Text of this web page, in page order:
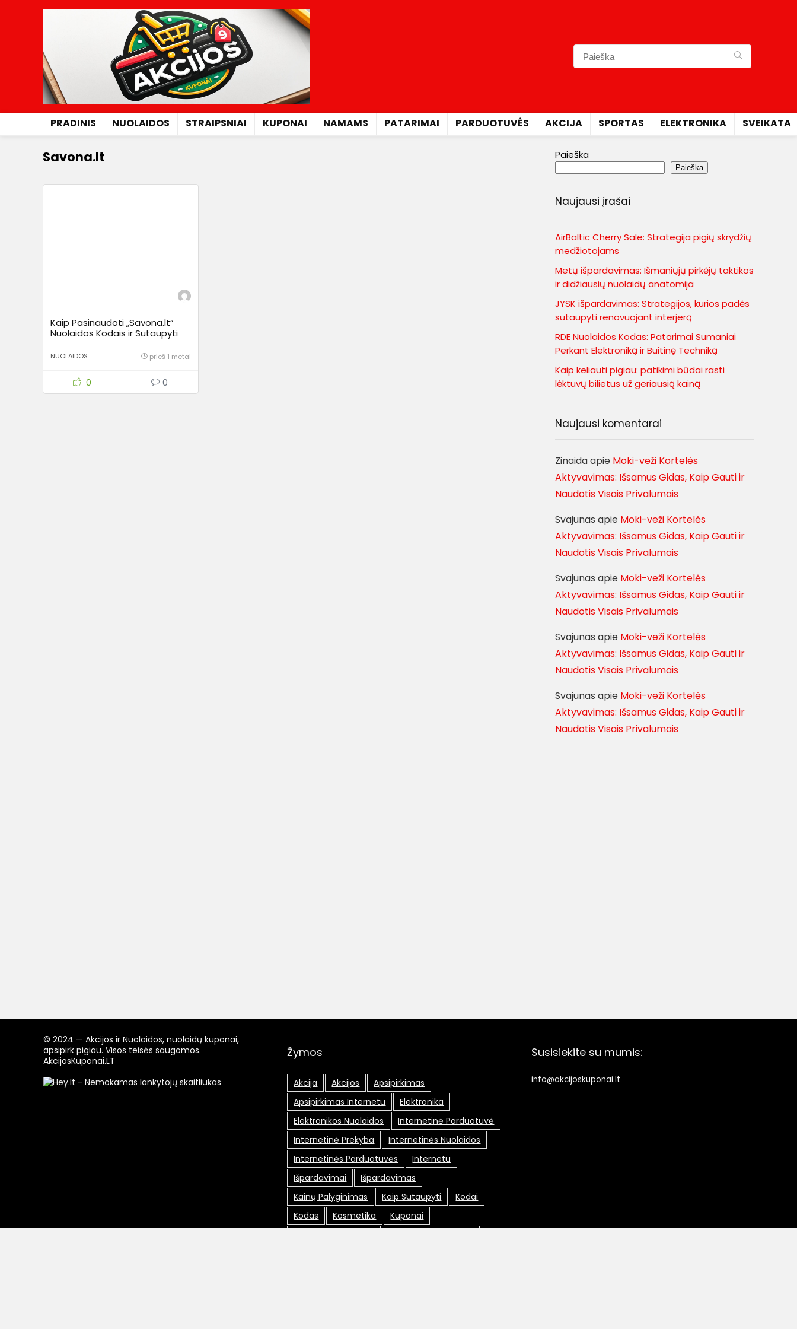
PRADINIS NUOLAIDOS STRAIPSNIAI KUPONAI NAMAMS PATARIMAI PARDUOTUVĖS AKCIJA SPORTAS ELEKTRONIKA SVEIKATA
Savona.lt
Kaip Pasinaudoti „Savona.lt“
Nuolaidos Kodais ir Sutaupyti
NUOLAIDOS prieš 1 metai
0 0
Paieška
Paieška
Naujausi įrašai
AirBaltic Cherry Sale: Strategija pigių skrydžių
medžiotojams
Metų išpardavimas: Išmaniųjų pirkėjų taktikos
ir didžiausių nuolaidų anatomija
JYSK išpardavimas: Strategijos, kurios padės
sutaupyti renovuojant interjerą
RDE Nuolaidos Kodas: Patarimai Sumaniai
Perkant Elektroniką ir Buitinę Techniką
Kaip keliauti pigiau: patikimi būdai rasti
lėktuvų bilietus už geriausią kainą
Naujausi komentarai
Zinaidaapie Moki-veži Kortelės
Aktyvavimas: Išsamus Gidas, Kaip Gauti ir
Naudotis Visais Privalumais
Svajunas apie Moki-veži Kortelės
Aktyvavimas: Išsamus Gidas, Kaip Gauti ir
Naudotis Visais Privalumais
Svajunas apie Moki-veži Kortelės
Aktyvavimas: Išsamus Gidas, Kaip Gauti ir
Naudotis Visais Privalumais
Svajunas apie Moki-veži Kortelės
Aktyvavimas: Išsamus Gidas, Kaip Gauti ir
Naudotis Visais Privalumais
Svajunas apie Moki-veži Kortelės
Aktyvavimas: Išsamus Gidas, Kaip Gauti ir
Naudotis Visais Privalumais
© 2024 — Akcijos ir Nuolaidos, nuolaidų kuponai,
apsipirk pigiau. Visos teisės saugomos.
AkcijosKuponai.LT
Žymos
Akcija Akcijos
Apsipirkimas
Apsipirkimas Internetu
Elektronika
Elektronikos Nuolaidos
Internetinė Parduotuvė
Internetinė Prekyba
Internetinės Nuolaidos
Internetinės Parduotuvės
Internetu
Išpardavimai
Išpardavimas
Kainų Palyginimas
Kaip Sutaupyti
Kodai
Kodas
Kosmetika
Kuponai
Susisiekite su mumis:
info@akcijoskuponai.lt